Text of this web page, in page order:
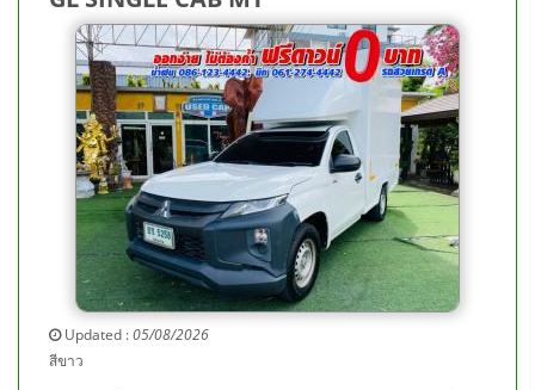
Updated :05/08/2026
สีขาว